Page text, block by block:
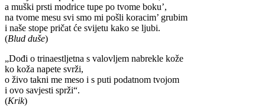
a muški prsti modrice tupe po tvome boku’,
na tvome mesu svi smo mi pošli koracim’ grubim
i naše stope pričat će svijetu kako se ljubi.
(Blud duše)
„Dođi o trinaestljetna s valovljem nabrekle kože
ko koža napete svrži,
o živo takni me meso i s puti podatnom tvojom
i ovo savjesti sprži“.
(Krik)